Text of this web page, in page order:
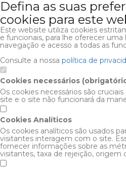
Defina as suas
cookies para este
Este website utiliza cookies
e funcionais, para lhe oferecer uma
navegação e acesso a todas as
Consulte a nossa política de
Cookies necessários
Os cookies necessários são
site e o site não funcionará da
Cookies Analíticos
Os cookies analíticos são usados
visitantes interagem com o site.
fornecer informações sobre as
visitantes, taxa de rejeição, origem